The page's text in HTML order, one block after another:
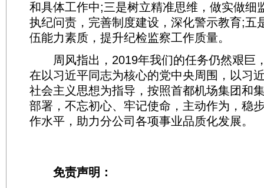
和具体工作中;三是树立精准思维，做实做细
执纪问责，完善制度建设，深化警示教育;五
伍能力素质，提升纪检监察工作质量。
周风指出，2019年我们的任务仍然艰巨
在以习近平同志为核心的党中央周围，以习
社会主义思想为指导，按照首都机场集团和
部署，不忘初心、牢记使命，主动作为，稳
作水平，助力分公司各项事业品质化发展。
免责声明：